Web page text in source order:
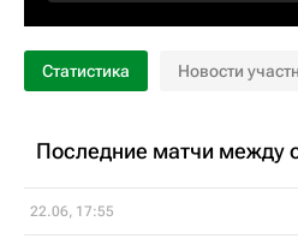
Статистика Новости
Последние матчи между
22.06, 17:55